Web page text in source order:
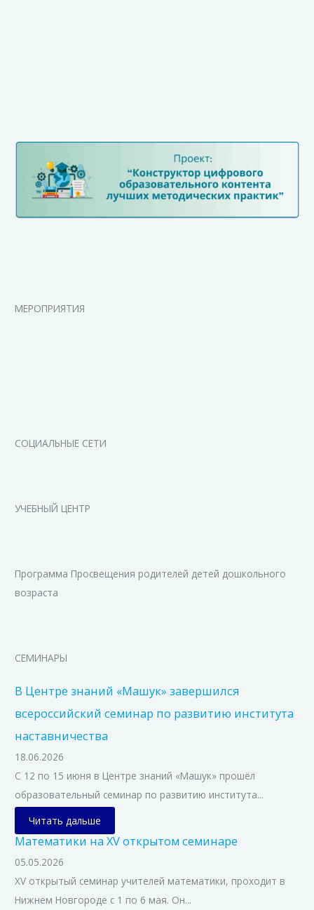
МЕРОПРИЯТИЯ
СОЦИАЛЬНЫЕ СЕТИ
УЧЕБНЫЙ ЦЕНТР
Программа Просвещения родителей детей дошкольного
возраста
СЕМИНАРЫ
В Центре знаний «Машук» завершился
всероссийский семинар по развитию института
наставничества
18.06.2026
С 12 по 15 июня в Центре знаний «Машук» прошёл
образовательный семинар по развитию института...
Читать дальше
Математики на XV открытом семинаре
05.05.2026
XV открытый семинар учителей математики, проходит в
Нижнем Новгороде с 1 по 6 мая. Он...